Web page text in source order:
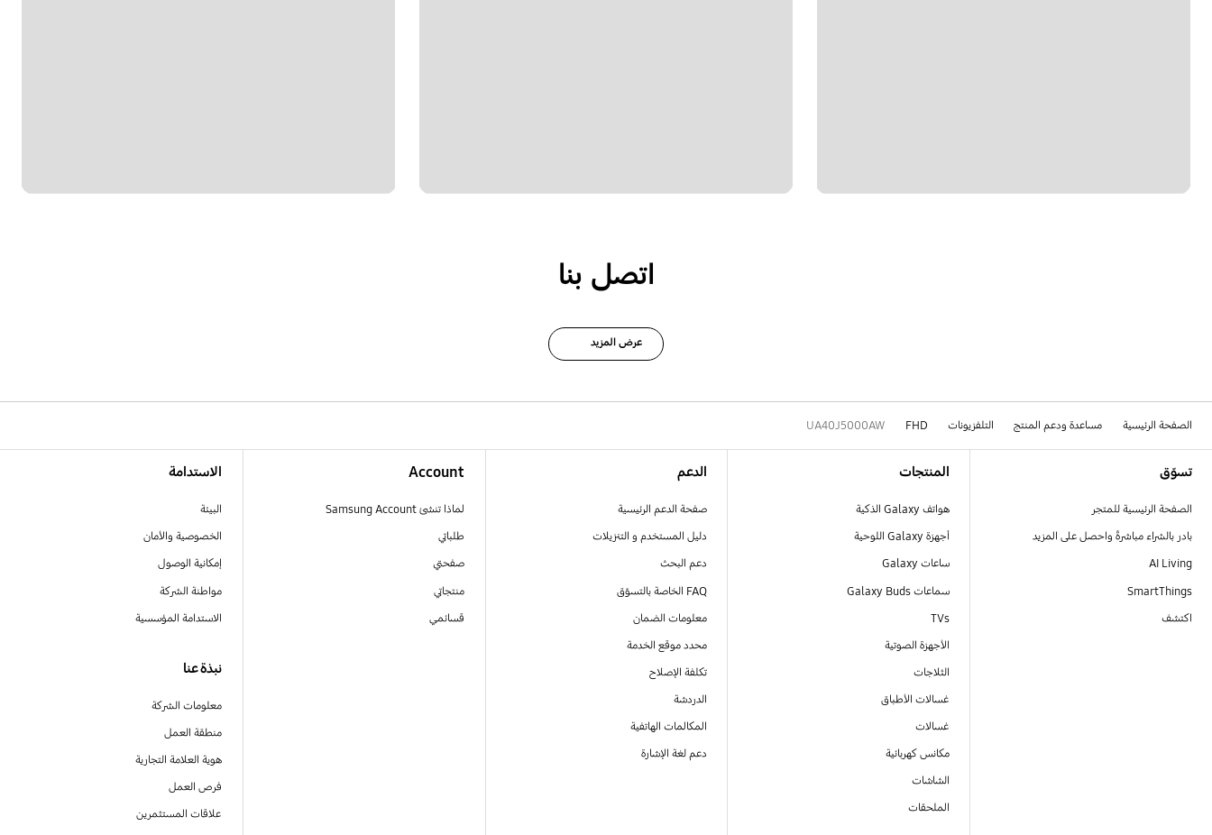
اتصل بنا
عرض المزيد
الصفحة الرئيسية مساعدة ودعم المنتج التلفزيونات FHD
UA40J5000AW
تسوّق
الصفحة الرئيسية للمتجر
بادر بالشراء مباشرةً واحصل على المزيد
AI Living
SmartThings
اكتشف
المنتجات
هواتف Galaxy الذكية
أجهزة Galaxy اللوحية
ساعات Galaxy
سماعات Galaxy Buds
TVs
الأجهزة الصوتية
الثلاجات
غسالات الأطباق
غسالات
مكانس كهربائية
الشاشات
الملحقات
الدعم
صفحة الدعم الرئيسية
دليل المستخدم و التنزيلات
دعم البحث
FAQ الخاصة بالتسوّق
معلومات الضمان
محدد موقع الخدمة
تكلفة الإصلاح
الدردشة
المكالمات الهاتفية
دعم لغة الإشارة
Account
لماذا تنشئ Samsung Account
طلباتي
صفحتي
منتجاتي
قسائمي
الاستدامة
البيئة
الخصوصية والأمان
إمكانية الوصول
مواطنة الشركة
الاستدامة المؤسسية
نبذة عنا
معلومات الشركة
منطقة العمل
هوية العلامة التجارية
فرص العمل
علاقات المستثمرين